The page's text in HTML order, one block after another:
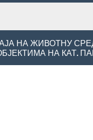
НА ЖИВОТНУ
НА КАТ.